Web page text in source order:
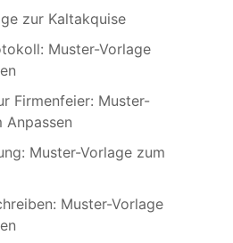
zur Kaltakquise
Muster-Vorlage
Firmenfeier: Muster-
Anpassen
Muster-Vorlage zum
Muster-Vorlage